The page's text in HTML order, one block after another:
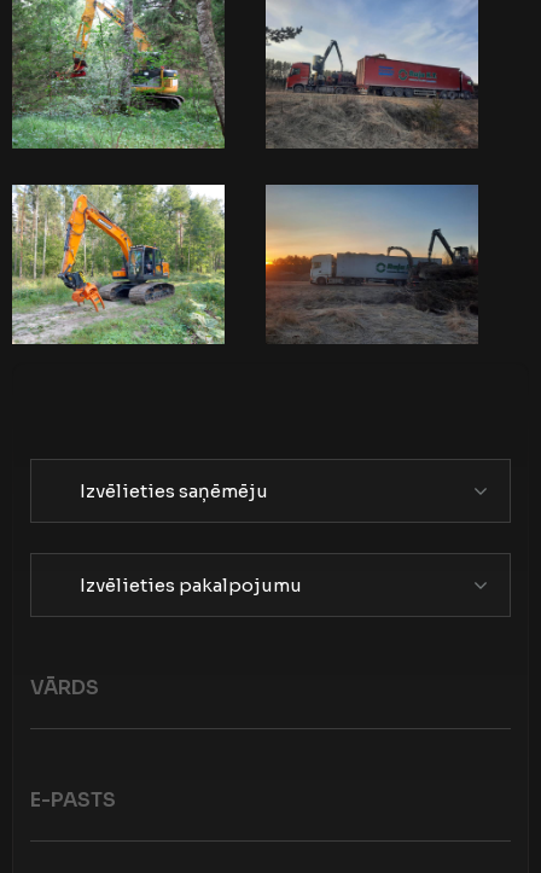
Izvēlieties saņēmēju
Izvēlieties pakalpojumu